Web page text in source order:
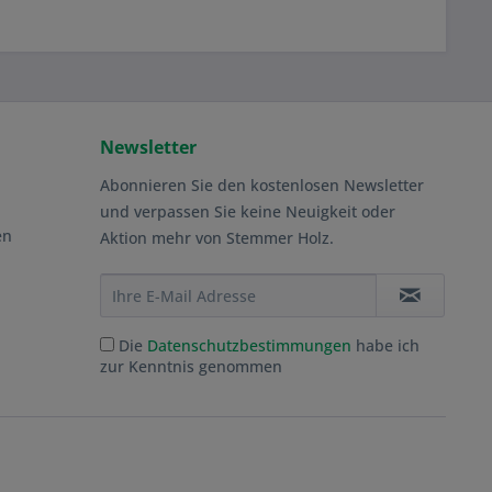
Newsletter
Abonnieren Sie den kostenlosen Newsletter
und verpassen Sie keine Neuigkeit oder
Aktion mehr von Stemmer Holz.
Die Datenschutzbestimmungen habe ich
zur Kenntnis genommen